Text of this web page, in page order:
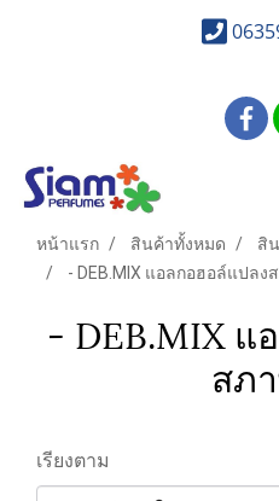
หน้าแรก สินค้าทั้งหมด สิ
- DEB.MIX แอลกอฮอล์แปลง
- DEB.MIX แ
สภ
เรียงตาม